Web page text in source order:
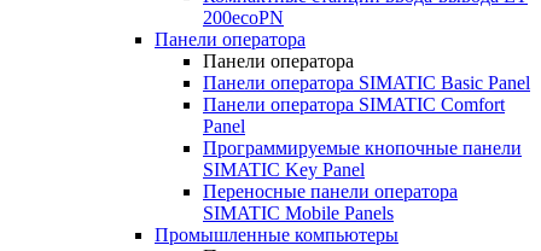
200ecoPN
Панели оператора
Панели оператора
Панели оператора SIMATIC Basic Panel
Панели оператора SIMATIC Comfort
Panel
Программируемые кнопочные панели
SIMATIC Key Panel
Переносные панели оператора
SIMATIC Mobile Panels
Промышленные компьютеры